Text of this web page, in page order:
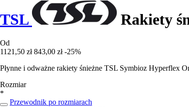
TSL Rakiety
Od
1121,50 zł 843,00 zł -25%
Płynne i odważne rakiety śnieżne TSL Symbioz Hyperflex
Rozmiar
*
Przewodnik po rozmiarach